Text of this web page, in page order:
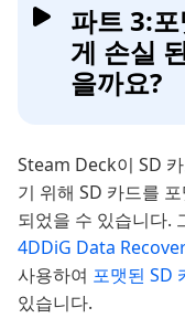
파트 3:
게 손실
을까요?
Steam Deck이 SD
기 위해 SD 카드를
되었을 수 있습니다.
4DDiG Data
사용하여 포맷된 SD
있습니다.